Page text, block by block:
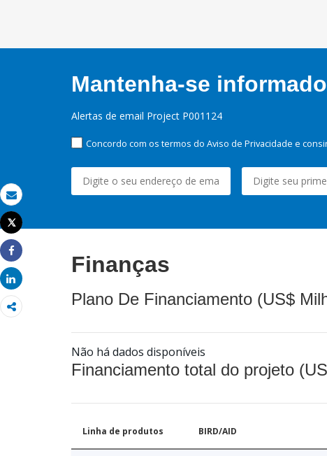
Email
Imprimir
Tweet
Share
Share
Mantenha-se
Alertas de email Project P001124
Concordo com os termos do Aviso de Privacidade e
Finanças
Plano De Financiamento (US$
Não há dados disponíveis
Financiamento total do projeto
Linha de produtos BIRD/AID